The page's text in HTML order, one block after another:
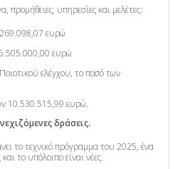
προμήθειες, υπηρεσίες και μελέτες:
ευρώ
ευρώ
ελέγχου, το ποσό των
10.530.515,99 ευρώ.
δράσεις.
το τεχνικό πρόγραμμα του 2025, ένα
το υπόλοιπο είναι νέες.